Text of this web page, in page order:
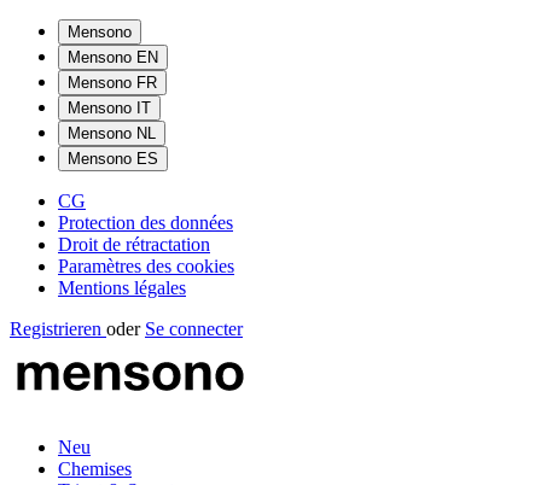
Mensono
Mensono EN
Mensono FR
Mensono IT
Mensono NL
Mensono ES
CG
Protection des données
Droit de rétractation
Paramètres des cookies
Mentions légales
Registrieren oder Se connecter
Neu
Chemises